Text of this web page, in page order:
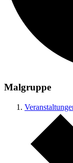
Malgruppe